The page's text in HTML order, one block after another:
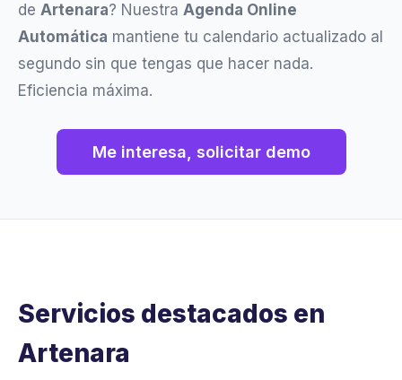
de Artenara? Nuestra Agenda Online
Automática mantiene tu calendario actualizado al
segundo sin que tengas que hacer nada.
Eficiencia máxima.
Me interesa, solicitar demo
Servicios destacados en
Artenara